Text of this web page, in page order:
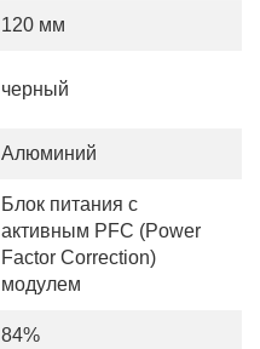
120 мм
черный
Алюминий
Блок питания с
активным PFC (Power
Factor Correction)
модулем
84%